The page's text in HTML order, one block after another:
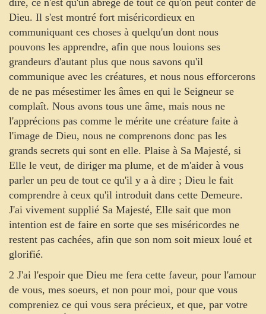
dire, ce n'est qu'un abrégé de tout ce qu'on peut conter de
Dieu. Il s'est montré fort miséricordieux en
communiquant ces choses à quelqu'un dont nous
pouvons les apprendre, afin que nous louions ses
grandeurs d'autant plus que nous savons qu'il
communique avec les créatures, et nous nous efforcerons
de ne pas mésestimer les âmes en qui le Seigneur se
complaît. Nous avons tous une âme, mais nous ne
l'apprécions pas comme le mérite une créature faite à
l'image de Dieu, nous ne comprenons donc pas les
grands secrets qui sont en elle. Plaise à Sa Majesté, si
Elle le veut, de diriger ma plume, et de m'aider à vous
parler un peu de tout ce qu'il y a à dire ; Dieu le fait
comprendre à ceux qu'il introduit dans cette Demeure.
J'ai vivement supplié Sa Majesté, Elle sait que mon
intention est de faire en sorte que ses miséricordes ne
restent pas cachées, afin que son nom soit mieux loué et
glorifié.
2 J'ai l'espoir que Dieu me fera cette faveur, pour l'amour
de vous, mes soeurs, et non pour moi, pour que vous
compreniez ce qui vous sera précieux, et que, par votre